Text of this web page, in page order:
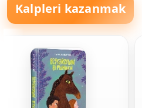
Kalpleri kazanmak